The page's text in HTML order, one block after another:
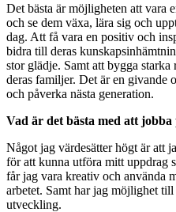
Det bästa är möjligheten att vara
och se dem växa, lära sig och
dag. Att få vara en positiv och
bidra till deras
stor glädje. Samt att bygga
deras familjer. Det är en givande
och påverka nästa generation.
Vad är det bästa med att
Något jag värdesätter högt är att
för att kunna utföra mitt uppdrag
får jag vara kreativ och använda
arbetet. Samt har jag möjlighet
utveckling.